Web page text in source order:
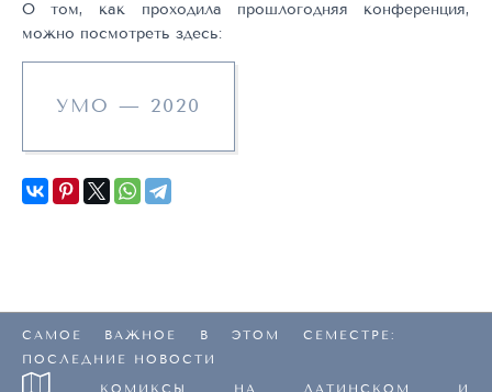
О том, как проходила прошлогодняя конференция,
можно посмотреть здесь:
УМО — 2020
САМОЕ ВАЖНОЕ В ЭТОМ СЕМЕСТРЕ:
ПОСЛЕДНИЕ НОВОСТИ
КОМИКСЫ НА ЛАТИНСКОМ И